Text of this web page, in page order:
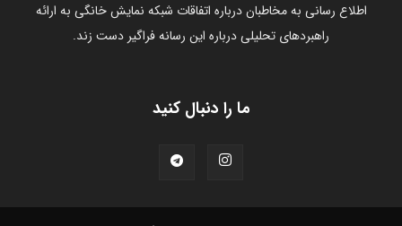
اطلاع رسانی به مخاطبان درباره اتفاقات شبکه نمایش خانگی به ارائه
راهبردهای تحلیلی درباره این رسانه فراگیر دست زند.
ما را دنبال کنید